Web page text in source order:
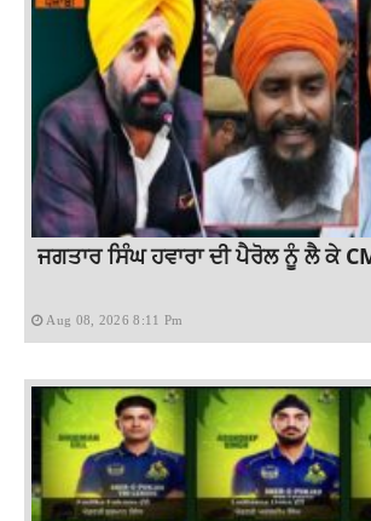
ਜਗਤਾਰ ਸਿੰਘ ਹਵਾਰਾ ਦੀ ਪੈਰੋਲ ਨੂੰ ਲੈ ਕੇ
Aug 08, 2026 8:11 Pm